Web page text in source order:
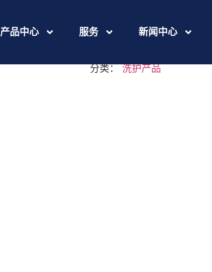
产品中心 服务 新闻中心
master-
分类：洗护产品